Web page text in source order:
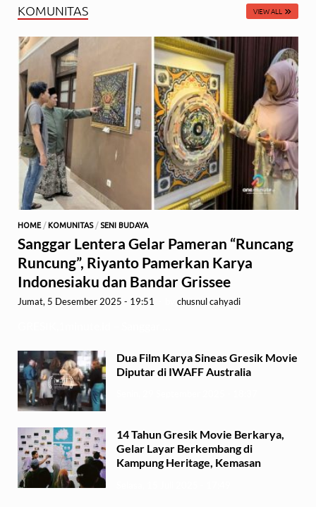
KOMUNITAS VIEW ALL
HOME / KOMUNITAS/ SENI BUDAYA
Sanggar Lentera Gelar Pameran “Runcang
Runcung”, Riyanto Pamerkan Karya
Indonesiaku dan Bandar Grissee
Jumat, 5 Desember 2025 - 19:51 chusnul cahyadi
Dua Film Karya Sineas Gresik Movie
Diputar di IWAFF Australia
14 Tahun Gresik Movie Berkarya,
Gelar Layar Berkembang di
Kampung Heritage, Kemasan